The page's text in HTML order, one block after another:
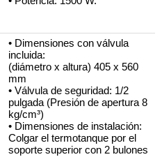
• Dimensiones con válvula
incluida:
(diámetro x altura) 405 x 560
mm
• Válvula de seguridad: 1/2
pulgada (Presión de apertura 8
kg/cm³)
• Dimensiones de instalación:
Colgar el termotanque por el
soporte superior con 2 bulones